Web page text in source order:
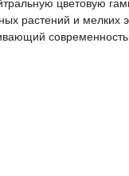
цветовую
растений и мелких
современность